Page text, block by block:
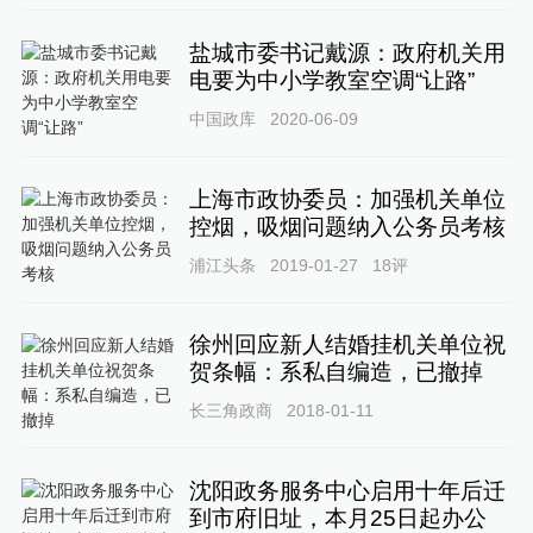
盐城市委书记戴源：政府机关用
电要为中小学教室空调“让路”
中国政库 2020-06-09
上海市政协委员：加强机关单位
控烟，吸烟问题纳入公务员考核
浦江头条 2019-01-27 18评
徐州回应新人结婚挂机关单位祝
贺条幅：系私自编造，已撤掉
长三角政商 2018-01-11
沈阳政务服务中心启用十年后迁
到市府旧址，本月25日起办公